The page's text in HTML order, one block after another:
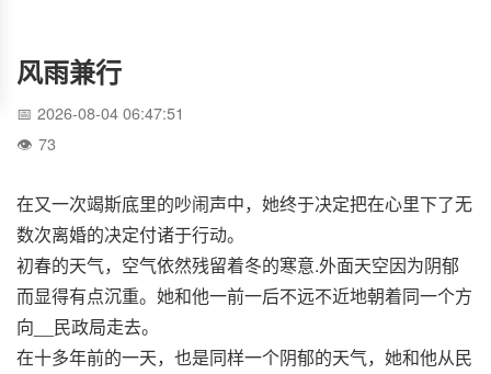
风雨兼行
2026-08-04 06:47:51
73
在又一次竭斯底里的吵闹声中，她终于决定把在心里下了无
数次离婚的决定付诸于行动。
初春的天气，空气依然残留着冬的寒意.外面天空因为阴郁
而显得有点沉重。她和他一前一后不远不近地朝着同一个方
向__民政局走去。
在十多年前的一天，也是同样一个阴郁的天气，她和他从民